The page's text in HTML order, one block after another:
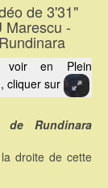
de 3'31"
Marescu -
Rundinara
voir en Plein
cliquer sur
de Rundinara
droite de cette